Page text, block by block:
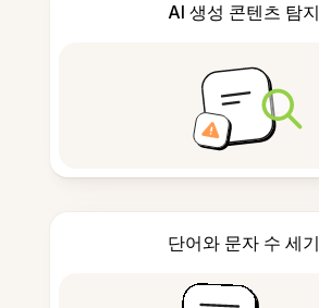
AI 생성 콘텐츠 탐지
단어와 문자 수 세기